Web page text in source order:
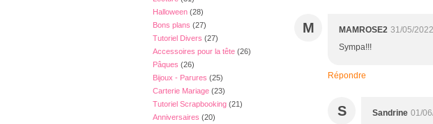
Halloween (28)
Bons plans (27)
Tutoriel Divers (27)
Accessoires pour la tête (26)
Pâques (26)
Bijoux - Parures (25)
Carterie Mariage (23)
Tutoriel Scrapbooking (21)
Anniversaires (20)
M MAMROSE2 31/05/
Sympa!!!
Répondre
S Sandrine 01/